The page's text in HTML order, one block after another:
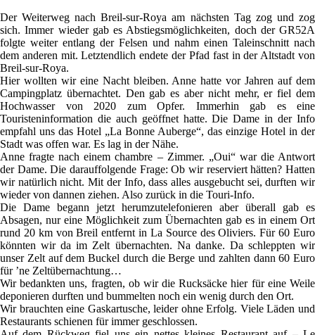
Der Weiterweg nach Breil-sur-Roya am nächsten Tag zog und zog
sich. Immer wieder gab es Abstiegsmöglichkeiten, doch der GR52A
folgte weiter entlang der Felsen und nahm einen Taleinschnitt nach
dem anderen mit. Letztendlich endete der Pfad fast in der Altstadt von
Breil-sur-Roya.
Hier wollten wir eine Nacht bleiben. Anne hatte vor Jahren auf dem
Campingplatz übernachtet. Den gab es aber nicht mehr, er fiel dem
Hochwasser von 2020 zum Opfer. Immerhin gab es eine
Touristeninformation die auch geöffnet hatte. Die Dame in der Info
empfahl uns das Hotel „La Bonne Auberge“, das einzige Hotel in der
Stadt was offen war. Es lag in der Nähe.
Anne fragte nach einem chambre – Zimmer. „Oui“ war die Antwort
der Dame. Die darauffolgende Frage: Ob wir reserviert hätten? Hatten
wir natürlich nicht. Mit der Info, dass alles ausgebucht sei, durften wir
wieder von dannen ziehen. Also zurück in die Touri-Info.
Die Dame begann jetzt herumzutelefonieren aber überall gab es
Absagen, nur eine Möglichkeit zum Übernachten gab es in einem Ort
rund 20 km von Breil entfernt in La Source des Oliviers. Für 60 Euro
könnten wir da im Zelt übernachten. Na danke. Da schleppten wir
unser Zelt auf dem Buckel durch die Berge und zahlten dann 60 Euro
für ’ne Zeltübernachtung…
Wir bedankten uns, fragten, ob wir die Rucksäcke hier für eine Weile
deponieren durften und bummelten noch ein wenig durch den Ort.
Wir brauchten eine Gaskartusche, leider ohne Erfolg. Viele Läden und
Restaurants schienen für immer geschlossen.